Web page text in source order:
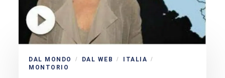
DAL MONDO / DAL WEB / ITALIA /
MONTORIO